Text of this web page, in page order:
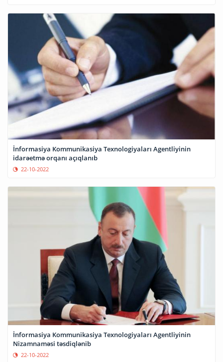
İnformasiya Kommunikasiya Texnologiyaları Agentliyinin
idarəetmə orqanı açıqlanıb
22-10-2022
İnformasiya Kommunikasiya Texnologiyaları Agentliyinin
Nizamnaməsi təsdiqlənib
22-10-2022